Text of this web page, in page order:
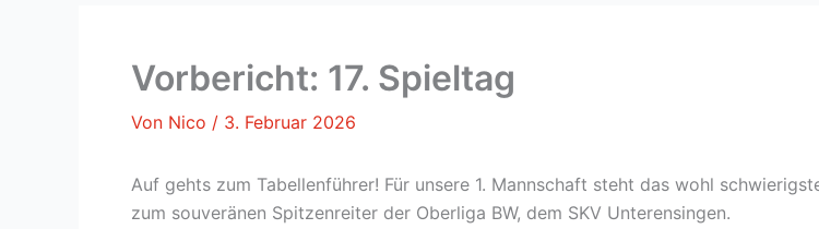
Vorbericht: 17. Spieltag
Von Nico / 3. Februar 2026
Auf gehts zum Tabellenführer! Für unsere 1. Mannschaft steht das wohl
zum souveränen Spitzenreiter der Oberliga BW, dem SKV Unterensingen.